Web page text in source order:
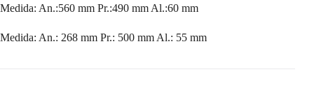
Medida: An.:560 mm Pr.:490 mm Al.:60 mm
Medida: An.: 268 mm Pr.: 500 mm Al.: 55 mm